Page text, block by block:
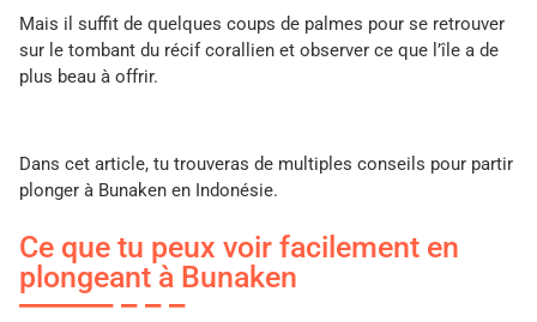
Mais il suffit de quelques coups de palmes pour se retrouver
sur le tombant du récif corallien et observer ce que l’île a de
plus beau à offrir.
Dans cet article, tu trouveras de multiples conseils pour partir
plonger à Bunaken en Indonésie.
Ce que tu peux voir facilement en
plongeant à Bunaken